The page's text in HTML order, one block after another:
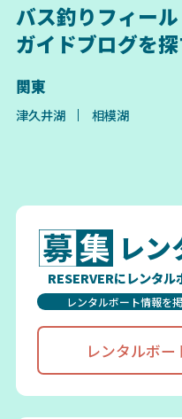
バス釣りフィー
ガイドブログを
関東
津久井湖 相模湖
レ
RESERVERにレンタ
レンタルボート情報を
レンタルボ